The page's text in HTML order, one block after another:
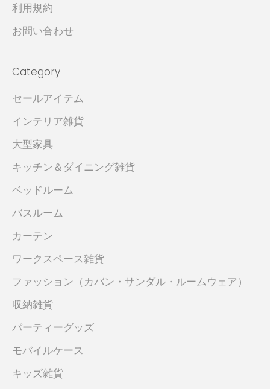
利用規約
お問い合わせ
Category
セールアイテム
インテリア雑貨
大型家具
キッチン＆ダイニング雑貨
ベッドルーム
バスルーム
カーテン
ワークスペース雑貨
ファッション（カバン・サンダル・ルームウェア）
収納雑貨
パーティーグッズ
モバイルケース
キッズ雑貨